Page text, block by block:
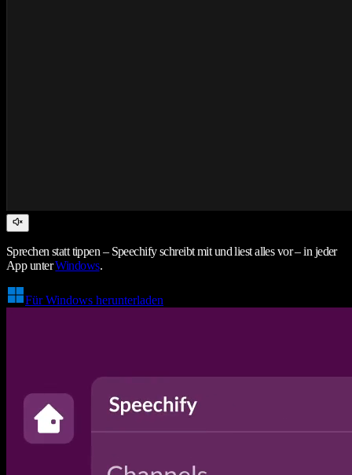
Sprechen statt tippen – Speechify schreibt mit und liest alles vor – in jeder
App unterWindows.
Für Windows herunterladen